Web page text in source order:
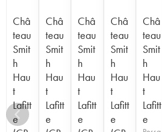
Châ
teau
Smit
h
Hau
t
Lafitt
e
Châ
teau
Smit
h
Hau
t
Lafitt
e
Châ
teau
Smit
h
Hau
t
Lafitt
e
Châ
teau
Smit
h
Hau
t
Lafitt
e
Châ
teau
Smit
h
Hau
t
Lafitt
e